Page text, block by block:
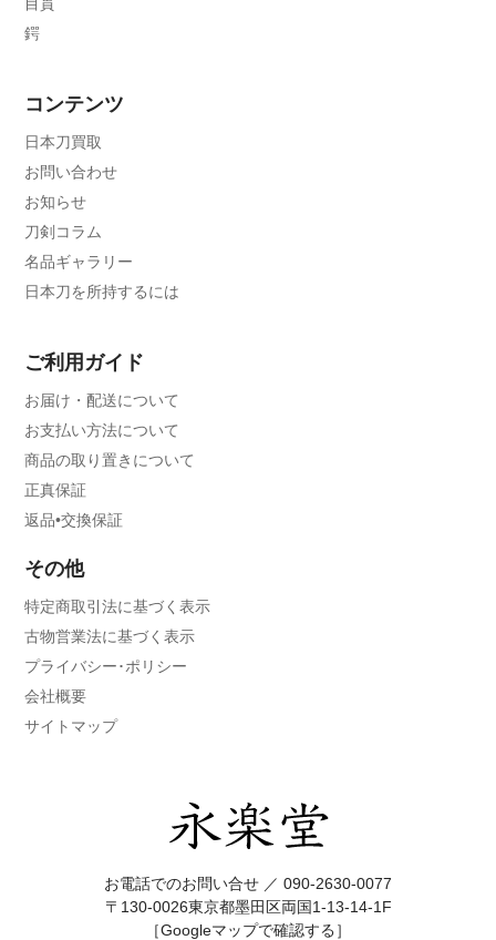
鍔
コンテンツ
日本刀買取
お問い合わせ
お知らせ
刀剣コラム
名品ギャラリー
日本刀を所持するには
ご利用ガイド
お届け・配送について
お支払い方法について
商品の取り置きについて
正真保証
返品•交換保証
その他
特定商取引法に基づく表示
古物営業法に基づく表示
プライバシー･ポリシー
会社概要
サイトマップ
お電話でのお問い合せ ／ 090-2630-0077
〒130-0026東京都墨田区両国1-13-14-1F
［Googleマップで確認する］